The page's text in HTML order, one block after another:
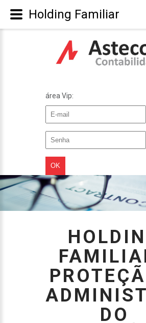
área Vip:
DO
Holding Familiar